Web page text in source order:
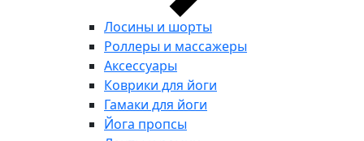
Лосины и шорты
Роллеры и массажеры
Аксессуары
Коврики для йоги
Гамаки для йоги
Йога пропсы